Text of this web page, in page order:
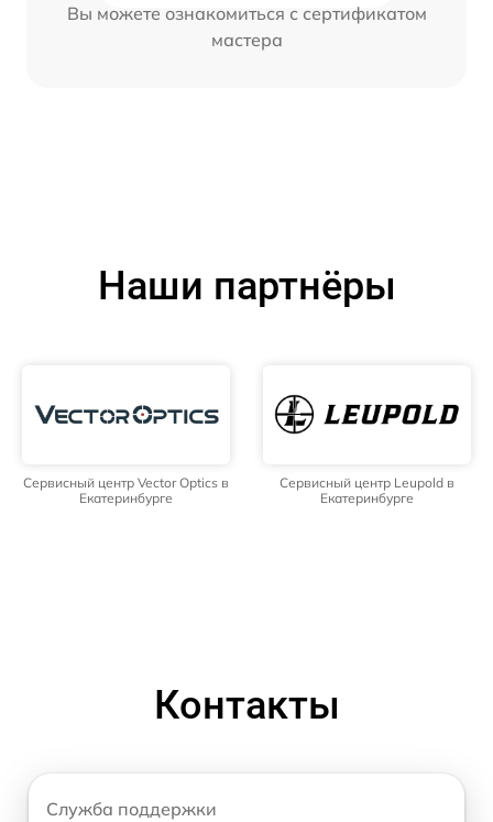
Вы можете ознакомиться с сертификатом
мастера
Наши партнёры
Сервисный центр Vector Optics в
Екатеринбурге
Сервисный центр Leupold в
Екатеринбурге
Контакты
Служба поддержки